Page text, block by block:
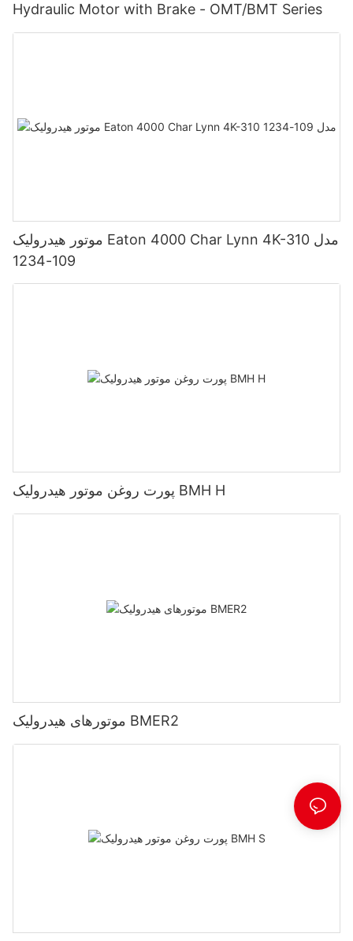
Hydraulic Motor with Brake - OMT/BMT Series
موتور هیدرولیک Eaton 4000 Char Lynn 4K-310 مدل
109-1234
پورت روغن موتور هیدرولیک BMH H
موتورهای هیدرولیک BMER2